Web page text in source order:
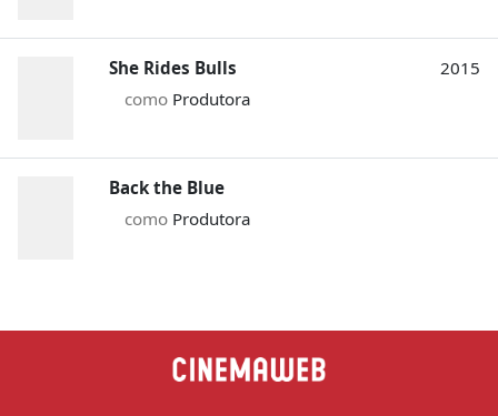
She Rides Bulls
como Produtora
2015
Back the Blue
como Produtora